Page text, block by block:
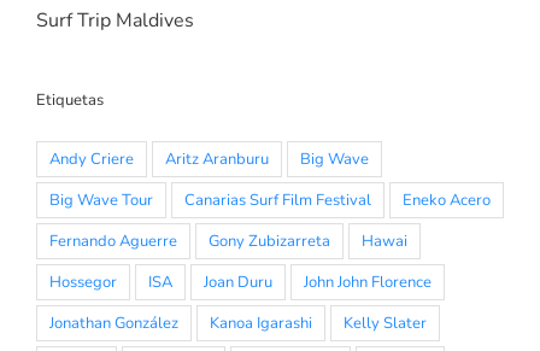
Surf Trip Maldives
Etiquetas
Andy Criere Aritz Aranburu
Big Wave
Big Wave Tour
Canarias Surf Film Festival
Eneko Acero
Fernando Aguerre
Gony Zubizarreta
Hawai
Hossegor
ISA Joan Duru
John John Florence
Jonathan González
Kanoa Igarashi
Kelly Slater